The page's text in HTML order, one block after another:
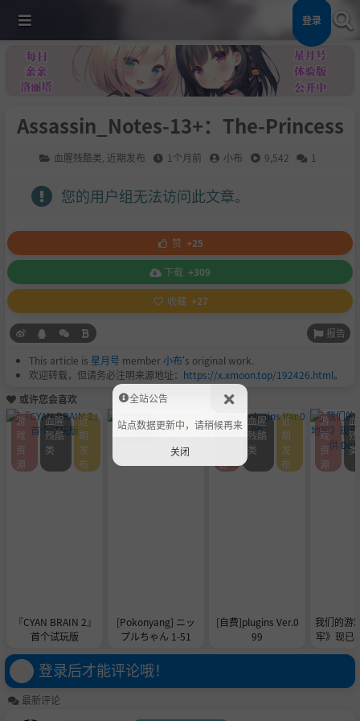
登录
Assassin_Notes-13+：The-Princess
血腥残酷类 近期发布 1个月前 小布 9,542 1
您的用户组无法访问此文章。
赞 +25
下载 +309
收藏 +27
报告
This article is 星月号 member小布's original work.
欢迎转载，但请务必注明来源地址： https://x.xmoon.top/192426.html。
或许您会喜欢
『CYAN BRAIN 2』
首个试玩版
游
戏
资
源
血腥
残酷
类
近
期
发
布
[Pokonyang] ニッ
プルちゃん 1-51
血腥残
近期发
[自费]plugins Ver.0
99
游
源
血腥
残酷
类
近
期
发
布
我们的游
牢》现已
游
戏
资
源
类
登录后才能评论哦！
最新评论
全站公告
站点数据更新中，请稍候再来
关闭